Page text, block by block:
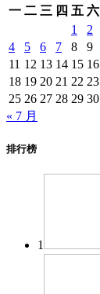
一 二 三 四 五 六
1
2
4
5 6 7 8 9
11 12 13 14 15 16
18 19 20 21 22 23
25 26 27 28 29 30
« 7 月
排行榜
1